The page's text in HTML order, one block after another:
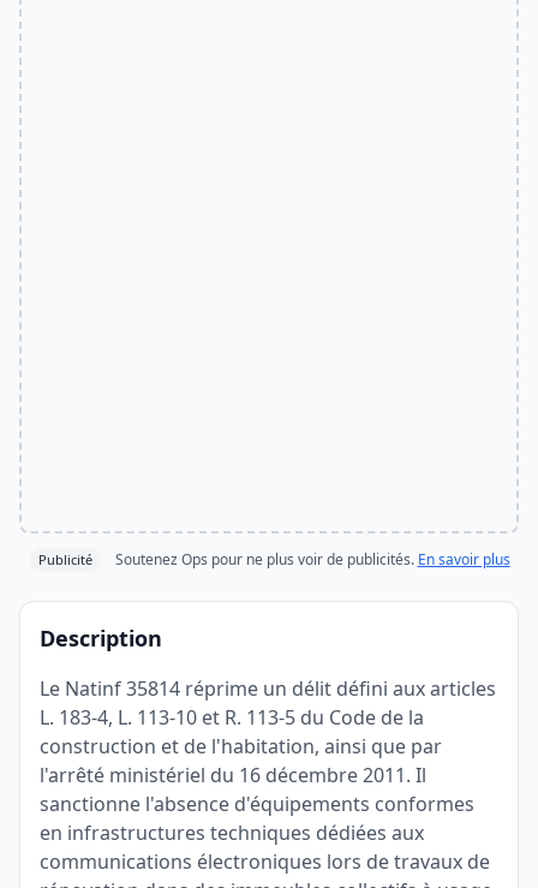
Publicité Soutenez Ops pour ne plus voir de publicités. En savoir plus
Description
Le Natinf 35814 réprime un délit défini aux articles
L. 183-4, L. 113-10 et R. 113-5 du Code de la
construction et de l'habitation, ainsi que par
l'arrêté ministériel du 16 décembre 2011. Il
sanctionne l'absence d'équipements conformes
en infrastructures techniques dédiées aux
communications électroniques lors de travaux de